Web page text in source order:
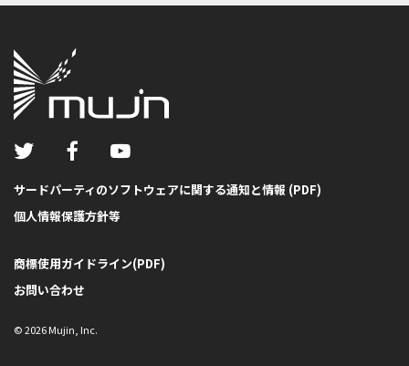
サードパーティのソフトウェアに関する通知と情報 (PDF)
個人情報保護方針等
商標使用ガイドライン(PDF)
お問い合わせ
©2026Mujin, Inc.